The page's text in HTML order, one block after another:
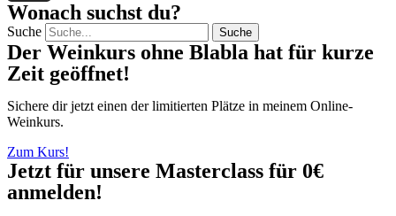
Wonach suchst du?
Suche Suche
Der Weinkurs ohne Blabla hat für kurze
Zeit geöffnet!
Sichere dir jetzt einen der limitierten Plätze in meinem Online-
Weinkurs.
Zum Kurs!
Jetzt für unsere Masterclass für 0€
anmelden!